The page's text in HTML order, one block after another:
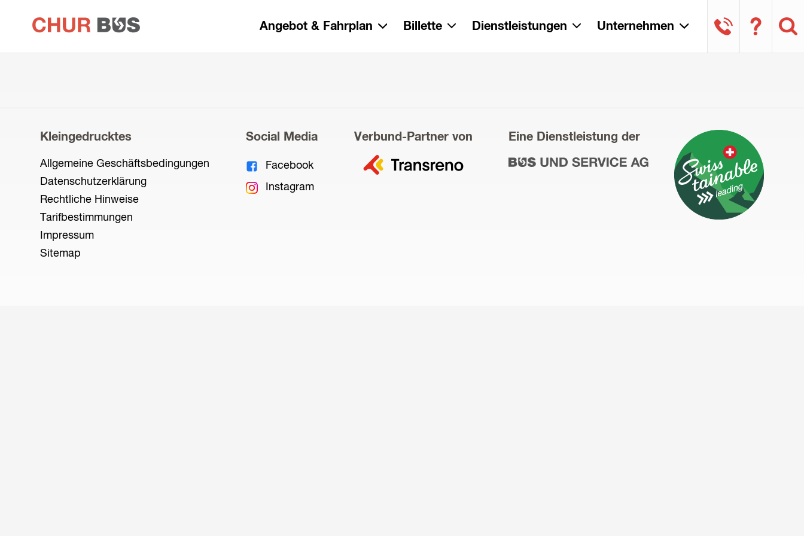
zur
Startseite
Angebot & Fahrplan Billette Dienstleistungen Unternehmen
Kleingedrucktes
Allgemeine Geschäftsbedingungen
Datenschutzerklärung
Rechtliche Hinweise
Tarifbestimmungen
Impressum
Sitemap
Social Media
Facebook
Instagram
Verbund-Partner von
zu
Eine Dienstleistung der
zu